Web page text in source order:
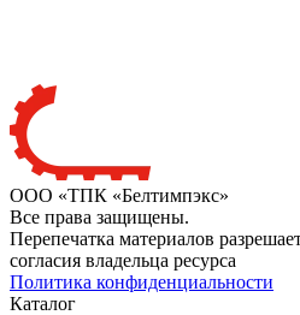
ООО «ТПК «Белтимпэкс»
Все права защищены.
Перепечатка материалов
согласия владельца ресурса
Политика конфиденциальности
Каталог